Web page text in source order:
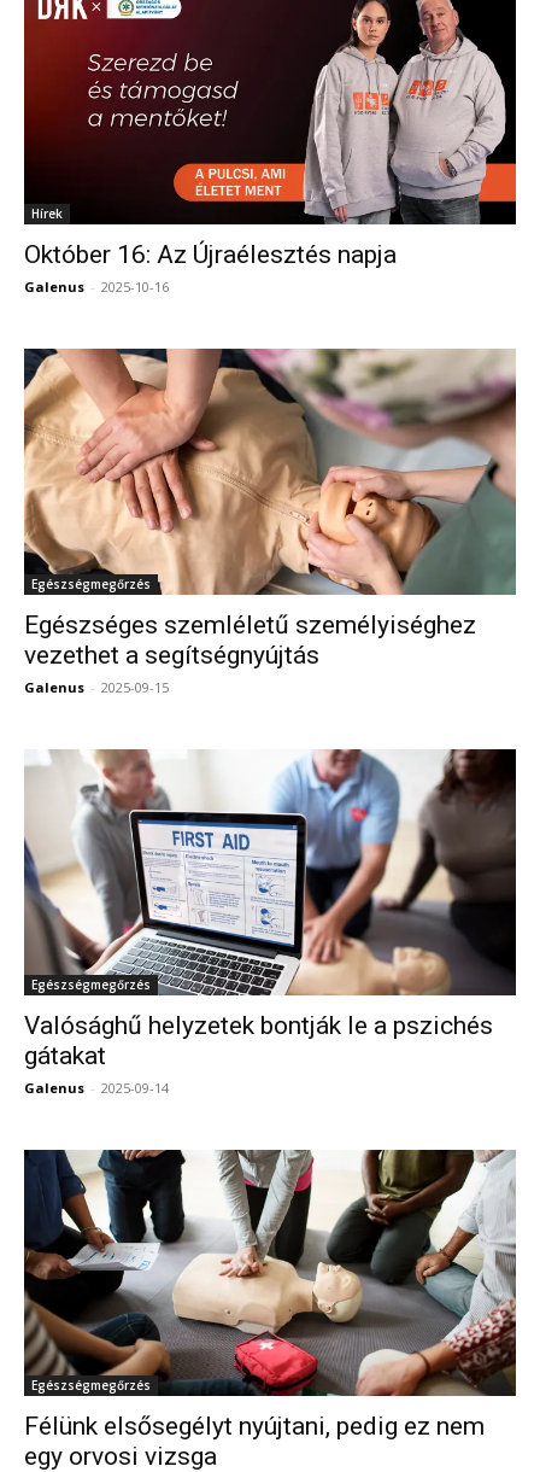
Hírek
Október 16: Az Újraélesztés napja
Galenus - 2025-10-16
Egészségmegőrzés
Egészséges szemléletű személyiséghez
vezethet a segítségnyújtás
Galenus - 2025-09-15
Egészségmegőrzés
Valósághű helyzetek bontják le a pszichés
gátakat
Galenus - 2025-09-14
Egészségmegőrzés
Félünk elsősegélyt nyújtani, pedig ez nem
egy orvosi vizsga